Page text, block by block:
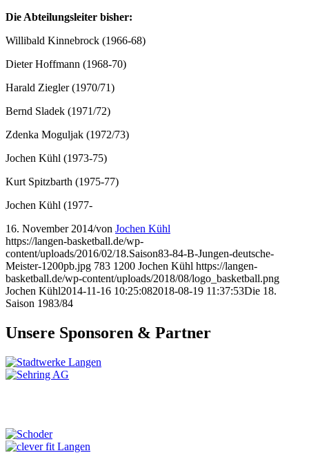
Die Abteilungsleiter bisher:
Willibald Kinnebrock (1966-68)
Dieter Hoffmann (1968-70)
Harald Ziegler (1970/71)
Bernd Sladek (1971/72)
Zdenka Moguljak (1972/73)
Jochen Kühl (1973-75)
Kurt Spitzbarth (1975-77)
Jochen Kühl (1977-
16. November 2014/von Jochen Kühl
https://langen-basketball.de/wp-
content/uploads/2016/02/18.Saison83-84-B-Jungen-deutsche-
Meister-1200pb.jpg 783 1200 Jochen Kühl https://langen-
basketball.de/wp-content/uploads/2018/08/logo_basketball.png
Jochen Kühl2014-11-16 10:25:082018-08-19 11:37:53Die 18.
Saison 1983/84
Unsere Sponsoren & Partner